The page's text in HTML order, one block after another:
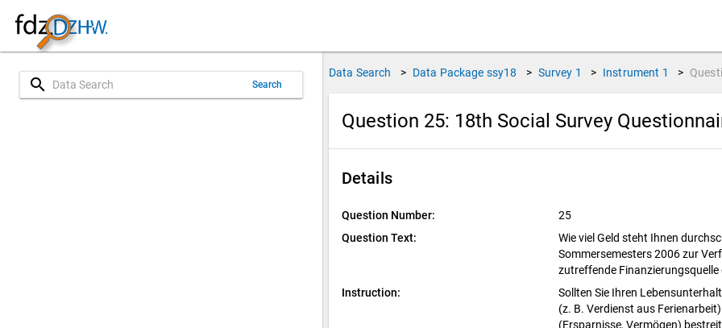
search Search
Data Search > Data Package ssy18 > Survey 1 > Instrument 1 >
Question 25: 18th Social Survey
Details
Question Number:
25
Question Text:
Wie viel Geld steht Ihnen
Sommersemesters 2006 zur
zutreffende Finanzierungsquelle
Instruction:
Sollten Sie Ihren
(z. B. Verdienst aus
(Ersparnisse, Vermögen)